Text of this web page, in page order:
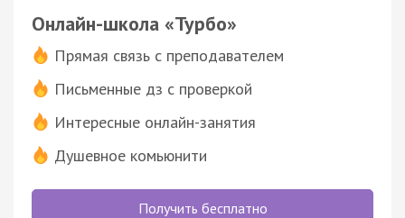
Онлайн-школа «Турбо»
Прямая связь с преподавателем
Письменные дз с проверкой
Интересные онлайн-занятия
Душевное комьюнити
Получить бесплатно